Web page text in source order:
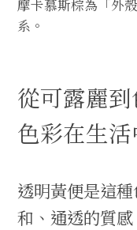
摩卡慕斯棕為「外
系。
從可露麗
色彩在生
透明黃便是這
和、通透的質